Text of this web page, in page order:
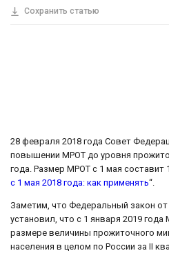
Сохранить статью
28 февраля 2018 года Совет
повышении МРОТ до уровня
года. Размер МРОТ с 1 мая составит
с 1 мая 2018 года: как применять“.
Заметим, что Федеральный закон
установил, что с 1 января 2019
размере величины прожиточного
населения в целом по России за II